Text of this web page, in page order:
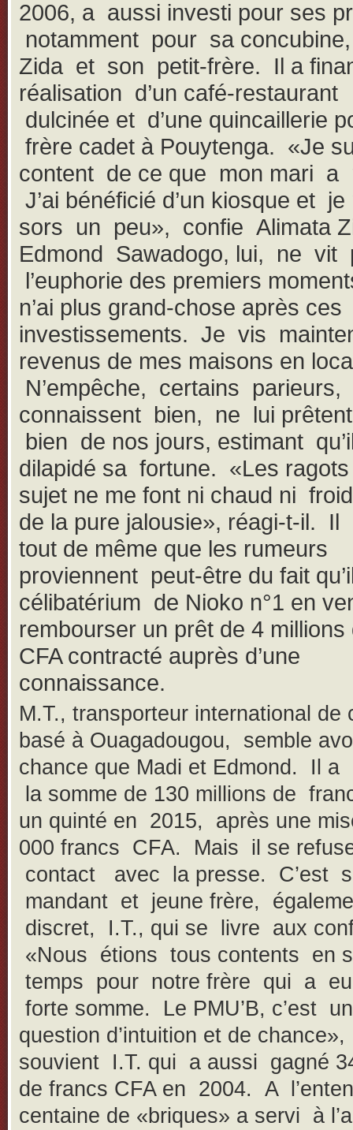
2006, a aussi investi pour ses
notamment pour sa
Zida et son petit-frère. Il a
réalisation d’un café-
dulcinée et d’une quincaillerie
frère cadet à Pouytenga. «Je
content de ce que mon mari a
J’ai bénéficié d’un kiosque et je
sors un peu», confie Alimata
Edmond Sawadogo, lui, ne vit
l’euphorie des premiers
n’ai plus grand-chose après ces
investissements. Je vis
revenus de mes maisons en
N’empêche, certains parieurs,
connaissent bien, ne lui
bien de nos jours, estimant
dilapidé sa fortune. «Les ragots
sujet ne me font ni chaud ni
de la pure jalousie», réagi-t-il. Il
tout de même que les rumeurs
proviennent peut-être du fait
célibatérium de Nioko n°1 en
rembourser un prêt de 4
CFA contracté auprès d’une
connaissance.
M.T., transporteur international de
basé à Ouagadougou, semble
chance que Madi et Edmond. Il
la somme de 130 millions de
un quinté en 2015, après une
000 francs CFA. Mais il se
contact avec la presse. C’est
mandant et jeune frère,
discret, I.T., qui se livre aux
«Nous étions tous contents en
temps pour notre frère qui a
forte somme. Le PMU’B, c’est
question d’intuition et de
souvient I.T. qui a aussi gagné
de francs CFA en 2004. A
centaine de «briques» a servi à